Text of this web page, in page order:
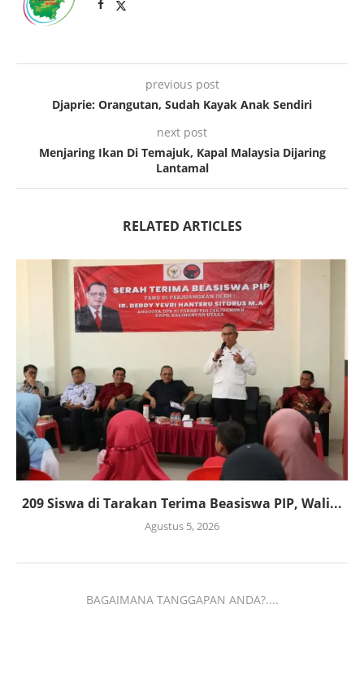
previous post
Djaprie: Orangutan, Sudah Kayak Anak Sendiri
next post
Menjaring Ikan Di Temajuk, Kapal Malaysia Dijaring
Lantamal
RELATED ARTICLES
209 Siswa di Tarakan Terima Beasiswa PIP, Wali...
Agustus 5, 2026
BAGAIMANA TANGGAPAN ANDA?....